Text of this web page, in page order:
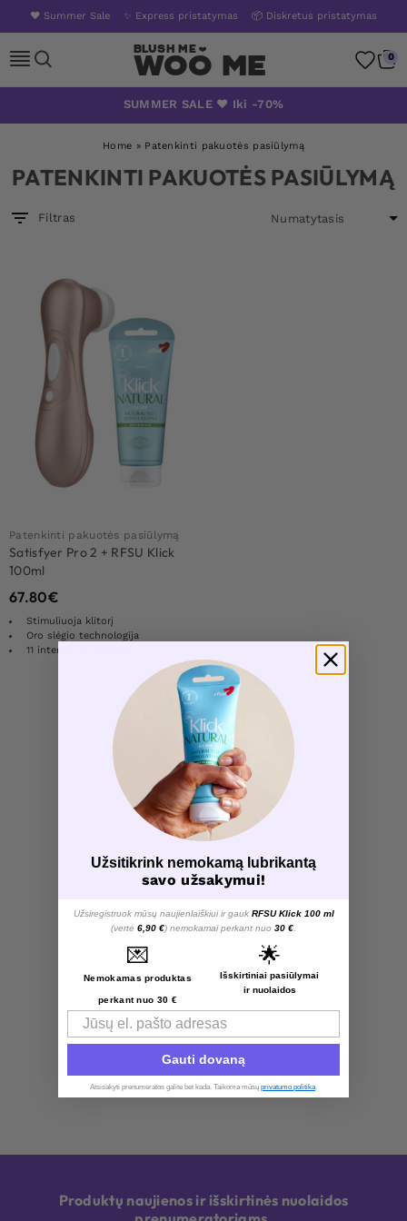
❤️ Summer Sale ✨ Express pristatymas 📦 Diskretus pristatymas
Woo Me 0
SUMMER SALE ❤️ Iki -70%
Home » Patenkinti pakuotės pasiūlymą
PATENKINTI PAKUOTĖS PASIŪLYMĄ
Filtras
Patenkinti pakuotės pasiūlymą
Satisfyer Pro 2 + RFSU Klick
100ml
67.80€
Stimuliuoja klitorį
Oro slėgio technologija
11 intensyvių funkcijų
Load More Products
1
Rezultatų: 1
Produktų naujienos ir išskirtinės nuolaidos
Užsitikrink nemokamą lubrikantą
savo užsakymui!
Užsiregistruok mūsų naujienlaiškiui ir gauk RFSU Klick 100 ml
(vertė 6,90 €) nemokamai perkant nuo 30 €
💌
Nemokamas produktas
perkant nuo 30 €
🌟
Išskirtiniai pasiūlymai
ir nuolaidos
Email
Gauti dovaną
Atsisakyti prenumeratos galite bet kada. Taikoma mūsų privatumo politika